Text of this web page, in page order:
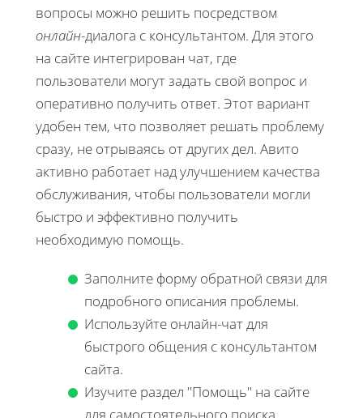
вопросы можно решить посредством
онлайн-диалога с консультантом. Для этого
на сайте интегрирован чат, где
пользователи могут задать свой вопрос и
оперативно получить ответ. Этот вариант
удобен тем, что позволяет решать проблему
сразу, не отрываясь от других дел. Авито
активно работает над улучшением качества
обслуживания, чтобы пользователи могли
быстро и эффективно получить
необходимую помощь.
Заполните форму обратной связи для
подробного описания проблемы.
Используйте онлайн-чат для
быстрого общения с консультантом
сайта.
Изучите раздел "Помощь" на сайте
для самостоятельного поиска